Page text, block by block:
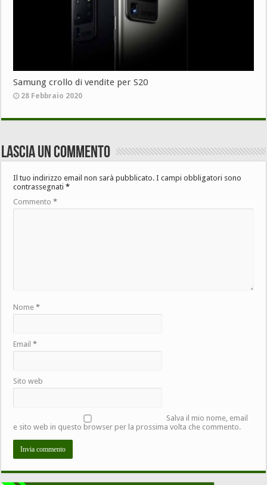
Samung crollo di vendite per S20
28 Febbraio 2020
Lascia un commento
Il tuo indirizzo email non sarà pubblicato. I campi obbligatori sono
contrassegnati*
Commento*
Nome*
Email*
Sito web
Salva il mio nome, email
e sito web in questo browser per la prossima volta che commento.